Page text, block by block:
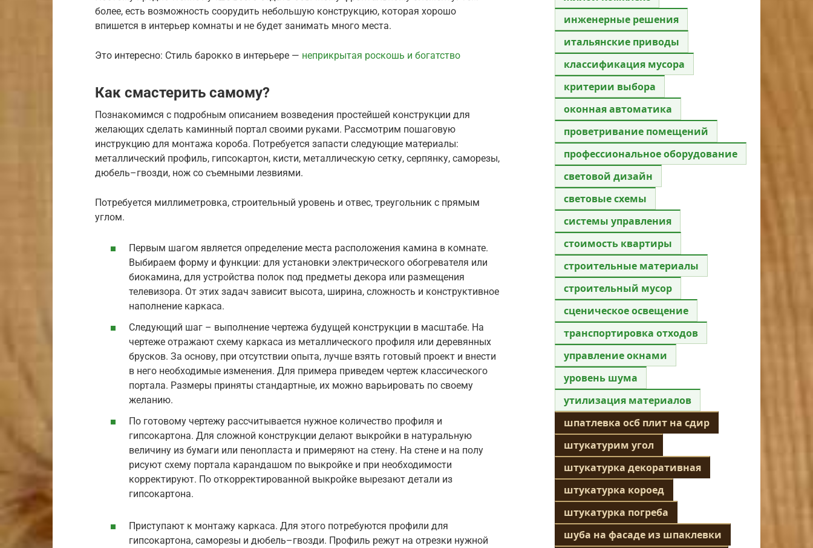
более, есть возможность соорудить небольшую конструкцию, которая хорошо
впишется в интерьер комнаты и не будет занимать много места.
Это интересно: Стиль барокко в интерьере — неприкрытая роскошь и богатство
Как смастерить самому?
Познакомимся с подробным описанием возведения простейшей конструкции для
желающих сделать каминный портал своими руками. Рассмотрим пошаговую
инструкцию для монтажа короба. Потребуется запасти следующие материалы:
металлический профиль, гипсокартон, кисти, металлическую сетку, серпянку, саморезы,
дюбель–гвозди, нож со съемными лезвиями.
Потребуется миллиметровка, строительный уровень и отвес, треугольник с прямым
углом.
Первым шагом является определение места расположения камина в комнате.
Выбираем форму и функции: для установки электрического обогревателя или
биокамина, для устройства полок под предметы декора или размещения
телевизора. От этих задач зависит высота, ширина, сложность и конструктивное
наполнение каркаса.
Следующий шаг – выполнение чертежа будущей конструкции в масштабе. На
чертеже отражают схему каркаса из металлического профиля или деревянных
брусков. За основу, при отсутствии опыта, лучше взять готовый проект и внести
в него необходимые изменения. Для примера приведем чертеж классического
портала. Размеры приняты стандартные, их можно варьировать по своему
желанию.
По готовому чертежу рассчитывается нужное количество профиля и
гипсокартона. Для сложной конструкции делают выкройки в натуральную
величину из бумаги или пенопласта и примеряют на стену. На стене и на полу
рисуют схему портала карандашом по выкройке и при необходимости
корректируют. По откорректированной выкройке вырезают детали из
гипсокартона.
Приступают к монтажу каркаса. Для этого потребуются профили для
гипсокартона, саморезы и дюбель–гвозди. Профиль режут на отрезки нужной
инженерные решения
итальянские приводы
классификация мусора
критерии выбора
оконная автоматика
проветривание помещений
профессиональное оборудование
световой дизайн
световые схемы
системы управления
стоимость квартиры
строительные материалы
строительный мусор
сценическое освещение
транспортировка отходов
управление окнами
уровень шума
утилизация материалов
шпатлевка осб плит на сдир
штукатурим угол
штукатурка декоративная
штукатурка короед
штукатурка погреба
шуба на фасаде из шпаклевки